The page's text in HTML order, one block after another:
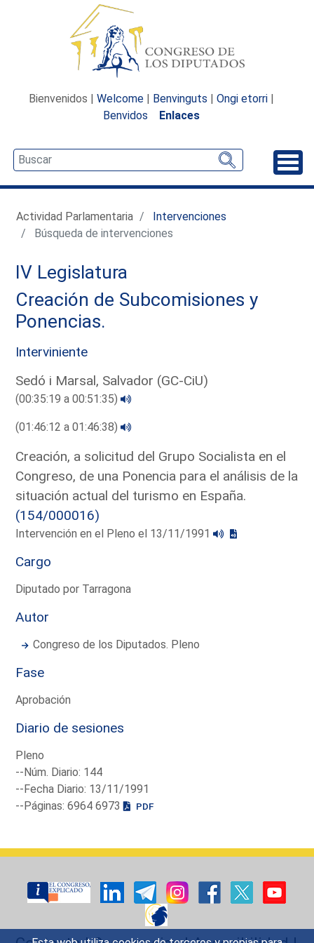
Bienvenidos | Welcome | Benvinguts | Ongi etorri |
Benvidos
Enlaces
Actividad Parlamentaria
Intervenciones
Búsqueda de intervenciones
IV Legislatura
Creación de Subcomisiones y
Ponencias.
Interviniente
Sedó i Marsal, Salvador (GC-CiU)
(00:35:19 a 00:51:35)
(01:46:12 a 01:46:38)
Creación, a solicitud del Grupo Socialista en el
Congreso, de una Ponencia para el análisis de la
situación actual del turismo en España.
(154/000016)
Intervención en el Pleno el 13/11/1991
Cargo
Diputado por Tarragona
Autor
Congreso de los Diputados. Pleno
Fase
Aprobación
Diario de sesiones
Pleno
--Núm. Diario: 144
--Fecha Diario: 13/11/1991
--Páginas: 6964 6973
PDF